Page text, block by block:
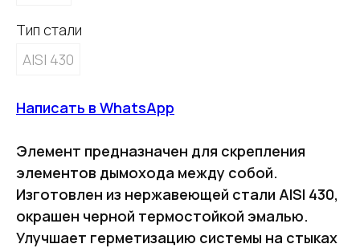
Тип стали
AISI 430
Написать в WhatsApp
Элемент предназначен для скрепления
элементов дымохода между собой.
Изготовлен из нержавеющей стали AISI 430,
окрашен черной термостойкой эмалью.
Улучшает герметизацию системы на стыках